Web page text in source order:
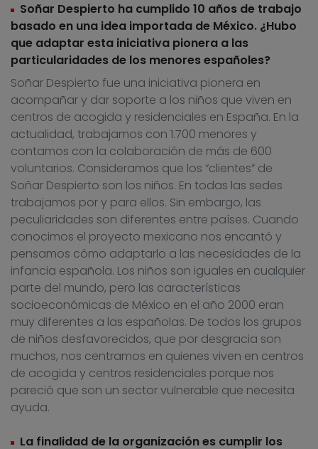
Soñar Despierto ha cumplido 10 años de trabajo
basado en una idea importada de México. ¿Hubo
que adaptar esta iniciativa pionera a las
particularidades de los menores españoles?
Soñar Despierto fue una iniciativa pionera en
acompañar y dar soporte a los niños que viven en
centros de acogida y residenciales en España. En la
actualidad, trabajamos con 1.700 menores y
contamos con la colaboración de más de 600
voluntarios. Consideramos que los “clientes” de
Soñar Despierto son los niños. En todas las sedes
trabajamos por y para ellos. Sin embargo, las
peculiaridades son diferentes entre países. Cuando
conocimos el proyecto mexicano nos encantó y
pensamos cómo adaptarlo a las necesidades de la
infancia española. Los niños son iguales en cualquier
parte del mundo, pero las características
socioeconómicas de México en el año 2000 eran
muy diferentes a las españolas. De todos los grupos
de niños desfavorecidos, que por desgracia son
muchos, nos centramos en quienes viven en centros
de acogida y centros residenciales porque nos
pareció que son un sector vulnerable que necesita
ayuda.
La finalidad de la organización es cumplir los